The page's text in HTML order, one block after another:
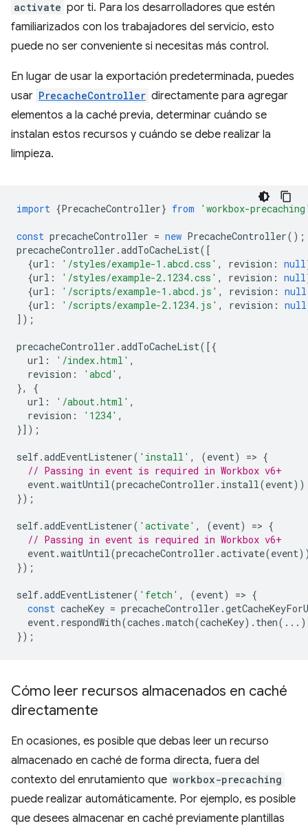
activate por ti. Para los desarrolladores que estén
familiarizados con los trabajadores del servicio, esto
puede no ser conveniente si necesitas más control.
En lugar de usar la exportación predeterminada, puedes
usar PrecacheController directamente para agregar
elementos a la caché previa, determinar cuándo se
instalan estos recursos y cuándo se debe realizar la
limpieza.
import {PrecacheController} from 'workbox-
const precacheController = new PrecacheController();
precacheController .addToCacheList([
{url : '/styles/example-1.abcd.css' , revision : null
{url : '/styles/example-2.1234.css' , revision : null
{url : '/scripts/example-1.abcd.js' , revision : null
{url : '/scripts/example-2.1234.js' , revision : null
]);
precacheController .addToCacheList([{
url : '/index.html' ,
revision : 'abcd' ,
},
{
url : '/about.html' ,
revision : '1234' ,
}]);
self.addEventListener( 'install' , (event) => {
// Passing in event is required in Workbox v6+
event.waitUntil(precacheController . install(event
});
self.addEventListener( 'activate' , (event) => {
// Passing in event is required in Workbox v6+
event.waitUntil(precacheController .activate(event
});
self.addEventListener( 'fetch' , (event) => {
const cacheKey = precacheController .
event. respondWith(caches .match(cacheKey). then
});
Cómo leer recursos almacenados en caché
directamente
En ocasiones, es posible que debas leer un recurso
almacenado en caché de forma directa, fuera del
contexto del enrutamiento que workbox-precaching
puede realizar automáticamente. Por ejemplo, es posible
que desees almacenar en caché previamente plantillas